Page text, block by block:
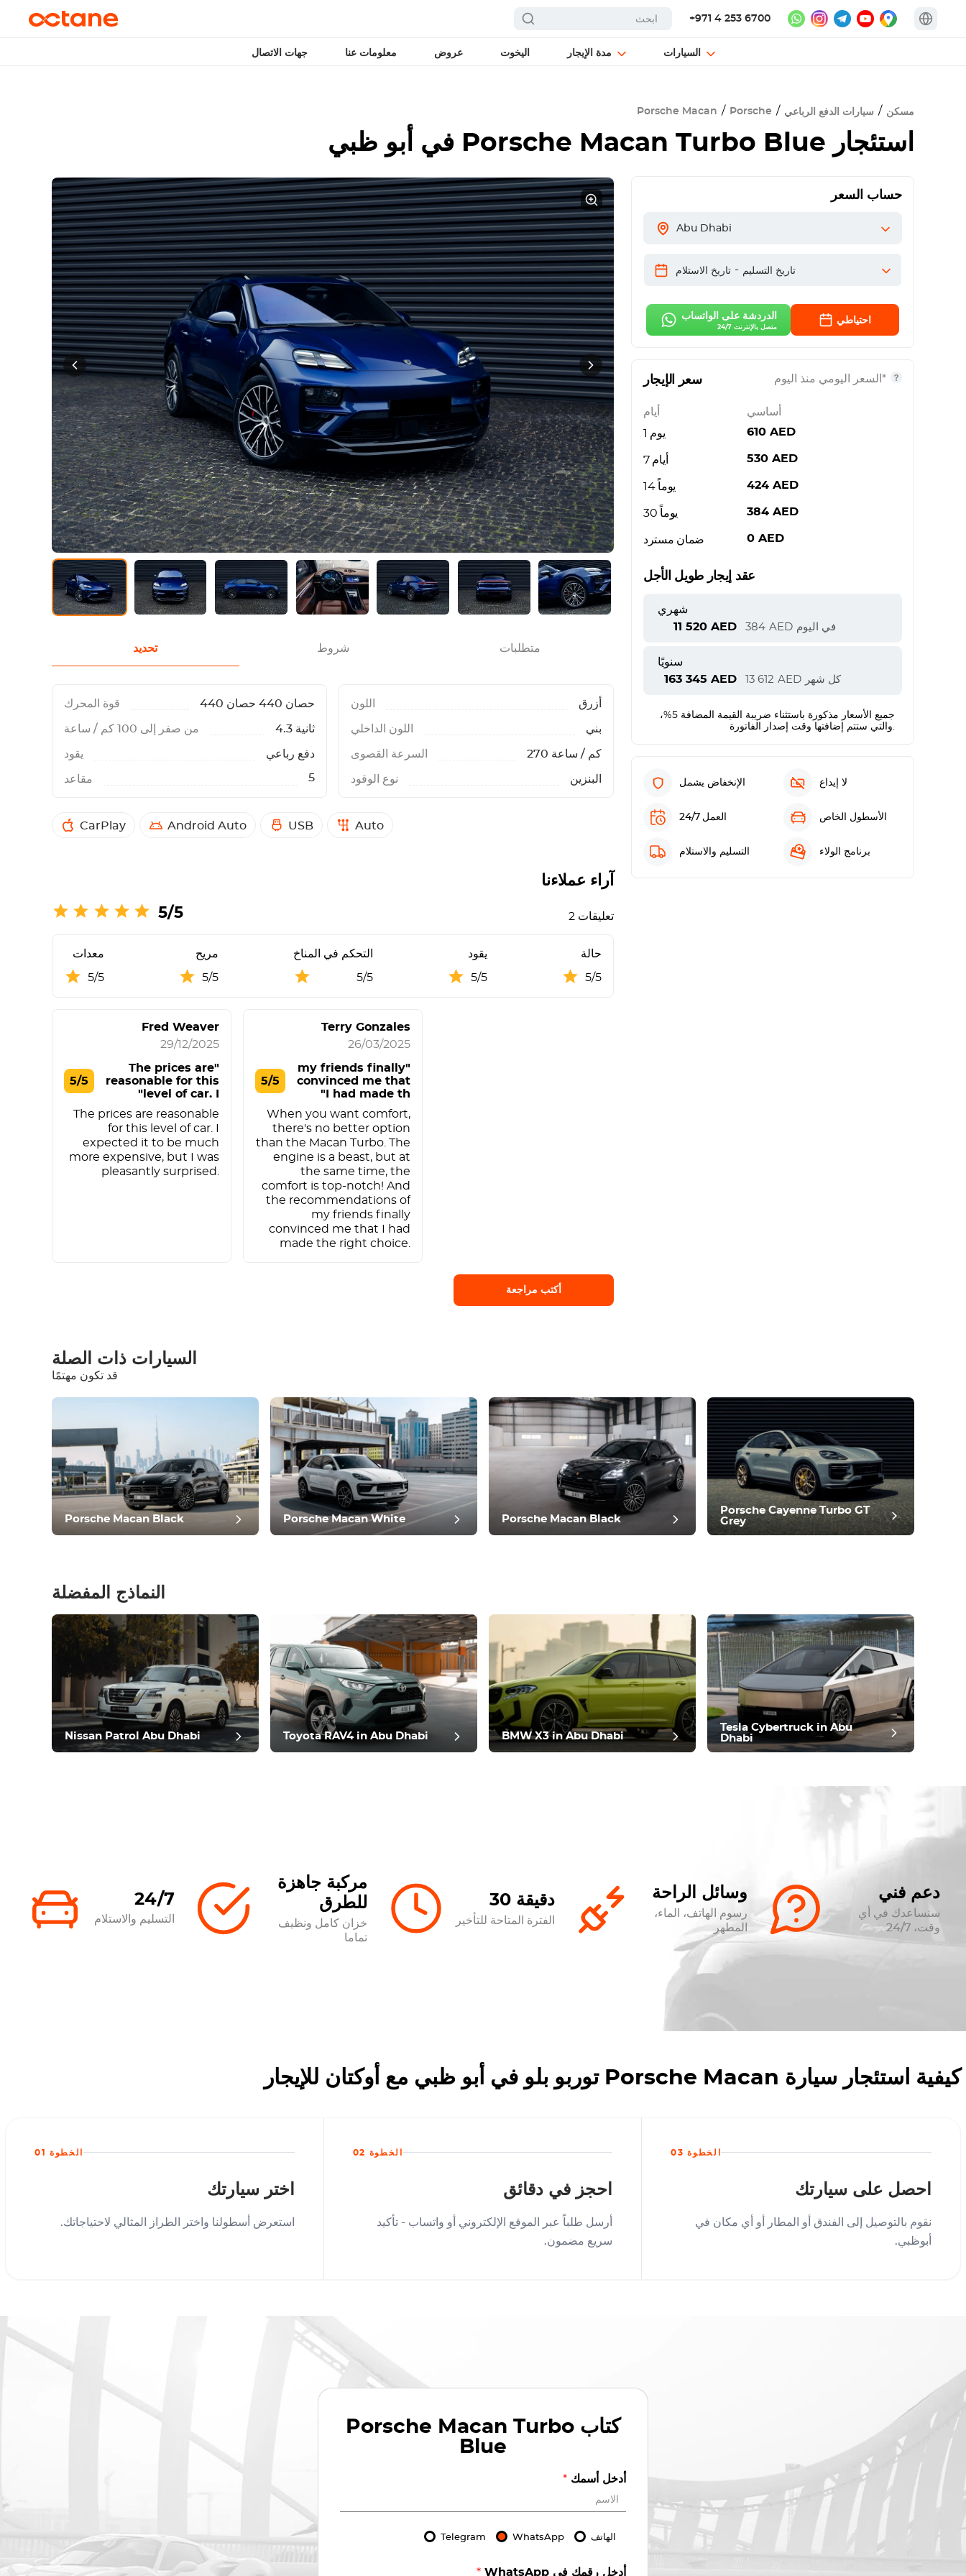
+971 4 253 6700
السيارات مدة الإيجار اليخوت عروض معلومات عنا جهات الاتصال
مسكن سيارات الدفع الرباعي Porsche
Porsche Macan
استئجار Porsche Macan Turbo Blue في أبو ظبي
حساب السعر
Abu Dhabi
تاريخ الاستلام - تاريخ التسليم
الدردشة على الواتساب
متصل بالإنترنت 24/7
احتياطي
سعر الإيجار *السعر اليومي منذ اليوم
أيام
أساسي
يوم 1
610 AED
7 أيام 530 AED
14 يوماً 424 AED
30 يوماً 384 AED
ضمان مسترد 0 AED
عقد إيجار طويل الأجل
شهري
11 520 AED 384 AED في اليوم
سنويًا
163 345 AED 13 612 AED كل شهر
جميع الأسعار مذكورة باستثناء ضريبة القيمة المضافة 5%،
والتي ستتم إضافتها وقت إصدار الفاتورة.
الإنخفاض يشمل لا إيداع
العمل 24/7 الأسطول الخاص
التسليم والاستلام برنامج الولاء
تحديد شروط متطلبات
قوة المحرك 440 حصان 440 حصان
من صفر إلى 100 كم / ساعة 4.3 ثانية
يقود دفع رباعي
مقاعد 5
اللون أزرق
اللون الداخلي بني
السرعة القصوى 270 كم / ساعة
نوع الوقود البنزين
CarPlay Android Auto USB Auto
آراء عملاءنا
5/5 2 تعليقات
معدات
5/5
مريح
5/5
التحكم في المناخ
5/5
يقود
5/5
حالة
5/5
Fred Weaver
29/12/2025
5/5
"The prices are
reasonable for this
level of car. I"
The prices are reasonable
for this level of car. I
expected it to be much
more expensive, but I was
pleasantly surprised.
Terry Gonzales
26/03/2025
5/5
"my friends finally
convinced me that
I had made th"
When you want comfort,
there's no better option
than the Macan Turbo. The
engine is a beast, but at
the same time, the
comfort is top-notch! And
the recommendations of
my friends finally
convinced me that I had
made the right choice.
أكتب مراجعة
أكتب مراجعة
التحكم في المناخ
يقود
حالة
مراجعة آخر
السيارات ذات الصلة
قد تكون مهتمًا
Porsche Macan Black Porsche Macan White Porsche Macan Black
Porsche Cayenne Turbo GT
Grey
النماذج المفضلة
Nissan Patrol Abu Dhabi Toyota RAV4 in Abu Dhabi BMW X3 in Abu Dhabi
Tesla Cybertruck in Abu
Dhabi
24/7
التسليم والاستلام
مركبة جاهزة
للطرق
خزان كامل ونظيف
تماما
30 دقيقة
الفترة المتاحة للتأخير
وسائل الراحة
رسوم الهاتف، الماء،
المطهر
دعم فني
سنساعدك في أي
وقت، 24/7
كيفية استئجار سيارة Porsche Macan توربو بلو في أبو ظبي مع أوكتان للإيجار
الخطوة 01
اختر سيارتك
استعرض أسطولنا واختر الطراز المثالي لاحتياجاتك.
الخطوة 02
احجز في دقائق
أرسل طلباً عبر الموقع الإلكتروني أو واتساب - تأكيد
سريع مضمون.
الخطوة 03
احصل على سيارتك
نقوم بالتوصيل إلى الفندق أو المطار أو أي مكان في
أبوظبي.
كتاب Porsche Macan Turbo
Blue
أدخل أسمك *
الهاتف WhatsApp
Telegram
أدخل رقمك في WhatsApp *